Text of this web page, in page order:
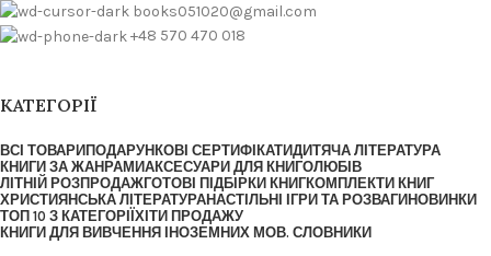
books051020@gmail.com
+48 570 470 018
КАТЕГОРІЇ
ВСІ ТОВАРИ ПОДАРУНКОВІ СЕРТИФІКАТИДИТЯЧА ЛІТЕРАТУРА
КНИГИ ЗА ЖАНРАМИАКСЕСУАРИ ДЛЯ КНИГОЛЮБІВ
ЛІТНІЙ РОЗПРОДАЖГОТОВІ ПІДБІРКИ КНИГКОМПЛЕКТИ КНИГ
ХРИСТИЯНСЬКА ЛІТЕРАТУРАНАСТІЛЬНІ ІГРИ ТА РОЗВАГИ НОВИНКИ
ТОП 10 З КАТЕГОРІЇ ХІТИ ПРОДАЖУ
КНИГИ ДЛЯ ВИВЧЕННЯ ІНОЗЕМНИХ МОВ. СЛОВНИКИ